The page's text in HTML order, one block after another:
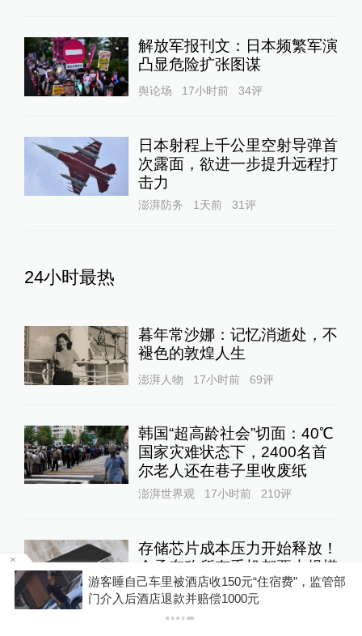
解放军报刊文：日本频繁军演
凸显危险扩张图谋
舆论场 17小时前 34评
日本射程上千公里空射导弹首
次露面，欲进一步提升远程打
击力
澎湃防务 1天前 31评
24小时最热
暮年常沙娜：记忆消逝处，不
褪色的敦煌人生
澎湃人物 17小时前 69评
韩国“超高龄社会”切面：40℃
国家灾难状态下，2400名首
尔老人还在巷子里收废纸
澎湃世界观 17小时前 210评
存储芯片成本压力开始释放！
余承东称所有手机都要大规模
涨价，否则就是亏损销售
10%公司 13小时前 56
你有权知道更多
下载澎湃新闻客户端